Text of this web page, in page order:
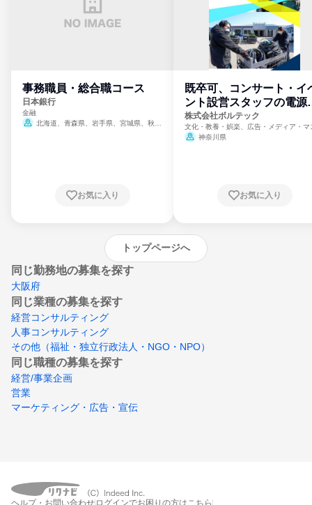
事務職員・総合職コース
日本銀行
金融
北海道、青森県、岩手県、宮城県、秋田
崎県、熊本県、大分県、宮崎県、鹿児島県、
お気に入り
既卒可、コンサート・イ
ント設営スタッフの電源
門
株式会社ボルテック
文化・教養・娯楽、広告・メディア・マ
ミ、電力・ガス・水道・エネルギー
神奈川県
お気に入り
トップページへ
同じ勤務地の募集を探す
大阪府
同じ業種の募集を探す
経営コンサルティング
人事コンサルティング
その他（福祉・独立行政法人・NGO・NPO）
同じ職種の募集を探す
経営/事業企画
営業
マーケティング・広告・宣伝
ヘルプ・お問い合わせ ログインでお困りの方はこちら